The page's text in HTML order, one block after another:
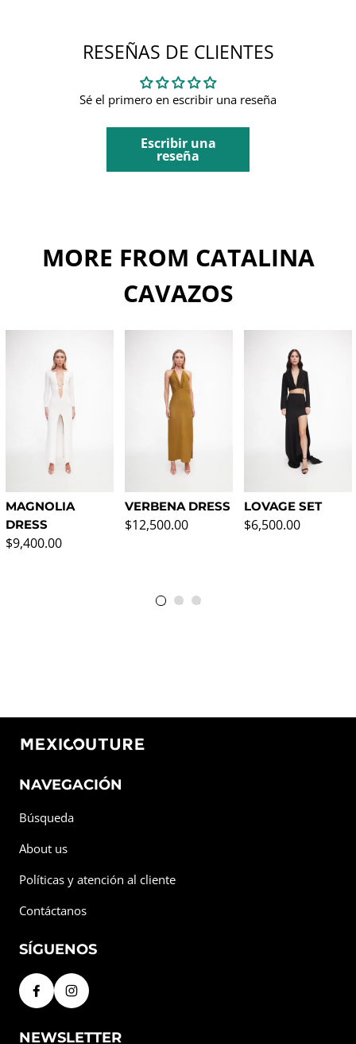
RESEÑAS DE CLIENTES
Sé el primero en escribir una reseña
Escribir una
reseña
MORE FROM CATALINA
CAVAZOS
MAGNOLIA
DRESS
Precio normal
$9,400.00
VERBENA DRESS
Precio normal
$12,500.00
LOVAGE SET
Precio normal
$6,500.00
NAVEGACIÓN
Búsqueda
About us
Políticas y atención al cliente
Contáctanos
SÍGUENOS
NEWSLETTER